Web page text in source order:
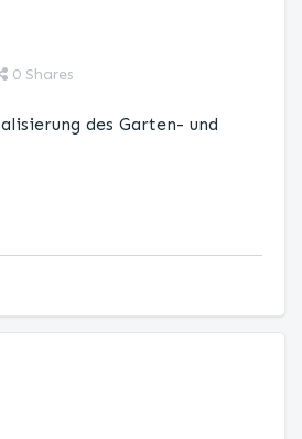
0 Shares
des Garten- und